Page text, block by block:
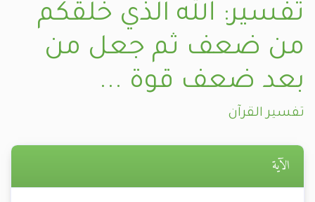
تفسير: الله الذي خلقكم
من ضعف ثم جعل من
بعد ضعف قوة ...
تفسير القرآن
الآية